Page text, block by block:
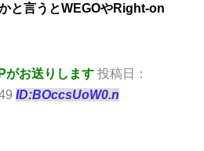
と言うとWEGOやRight-on
がお送りします 投稿日：
ID:BOccsUoW0.n